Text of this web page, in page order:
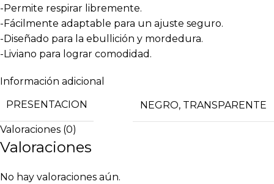
-Permite respirar libremente.
-Fácilmente adaptable para un ajuste seguro.
-Diseñado para la ebullición y mordedura.
-Liviano para lograr comodidad.
Información adicional
PRESENTACION
NEGRO, TRANSPARENTE
Valoraciones (0)
Valoraciones
No hay valoraciones aún.